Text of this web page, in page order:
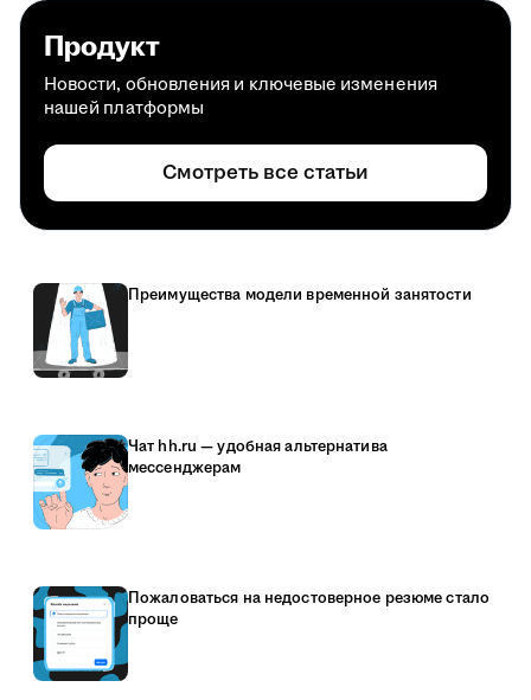
Продукт
Новости, обновления и ключевые изменения
нашей платформы
Смотреть все статьи
Преимущества модели временной занятости
Чат hh.ru — удобная альтернатива
мессенджерам
Пожаловаться на недостоверное резюме стало
проще